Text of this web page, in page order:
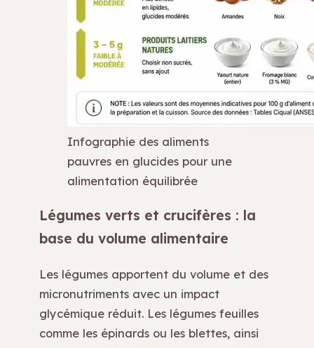
Infographie des aliments
pauvres en glucides pour une
alimentation équilibrée
Légumes verts et crucifères : la
base du volume alimentaire
Les légumes apportent du volume et des
micronutriments avec un impact
glycémique réduit. Les légumes feuilles
comme les épinards ou les blettes, ainsi